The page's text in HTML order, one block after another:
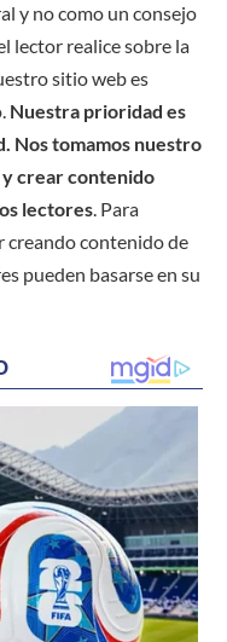
y no como un consejo
lector realice sobre la
sitio web es
Nuestra prioridad es
Nos tomamos nuestro
crear contenido
lectores. Para
creando contenido de
pueden basarse en su